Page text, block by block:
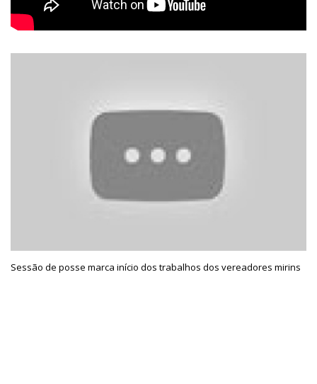
Sessão de posse marca início dos trabalhos dos vereadores mirins